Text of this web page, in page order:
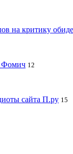
на критику
Фомич 12
сайта П.ру 15